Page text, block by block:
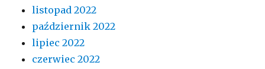
listopad 2022
październik 2022
lipiec 2022
czerwiec 2022